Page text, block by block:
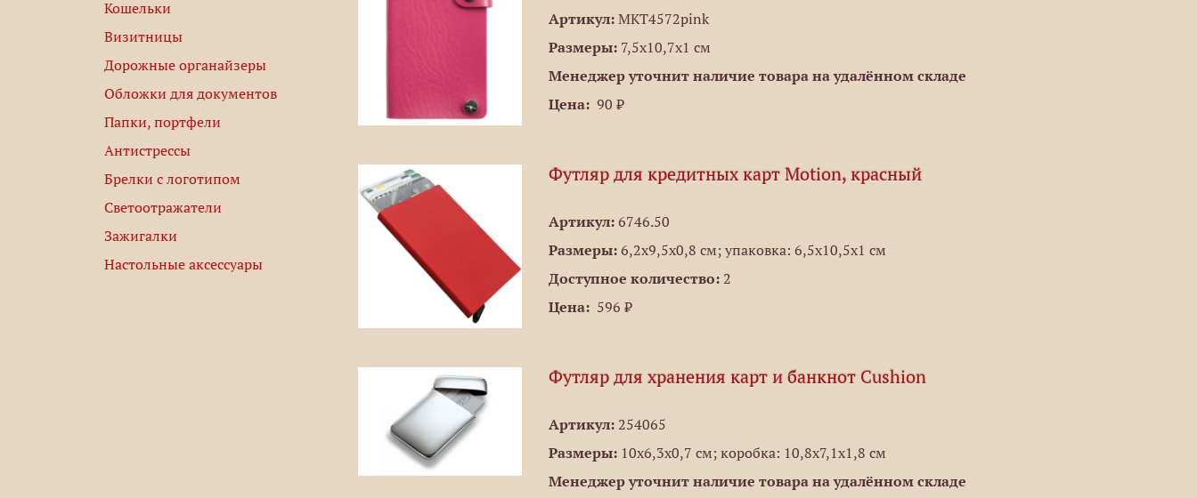
Кошельки
Визитницы
Дорожные органайзеры
Обложки для документов
Папки, портфели
Антистрессы
Брелки с логотипом
Светоотражатели
Зажигалки
Настольные аксессуары
Артикул:MKT4572pink
Размеры:7,5х10,7х1 см
Менеджер уточнит наличие товара на удалённом складе
Цена:90 ₽
Футляр для кредитных карт Motion, красный
Артикул:6746.50
Размеры:6,2x9,5x0,8 см; упаковка: 6,5х10,5х1 см
Доступное количество:2
Цена:596 ₽
Футляр для хранения карт и банкнот Cushion
Артикул:254065
Размеры:10х6,3х0,7 см; коробка: 10,8x7,1x1,8 см
Менеджер уточнит наличие товара на удалённом складе